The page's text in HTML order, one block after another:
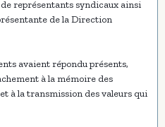
de représentants syndicaux ainsi
de la Direction
avaient répondu présents,
à la mémoire des
à la transmission des valeurs qui